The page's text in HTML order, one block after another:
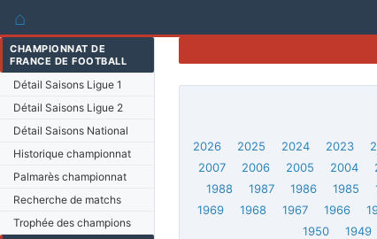
⌂
CHAMPIONNAT DE
FRANCE DE FOOTBALL
Détail Saisons Ligue 1
Détail Saisons Ligue 2
Détail Saisons National
Historique championnat
Palmarès championnat
Recherche de matchs
Trophée des champions
2026 2025 2024 2023
2007
2006 2005 2004
1988
1987 1986 1985
1969
1968 1967 1966
1950
1949